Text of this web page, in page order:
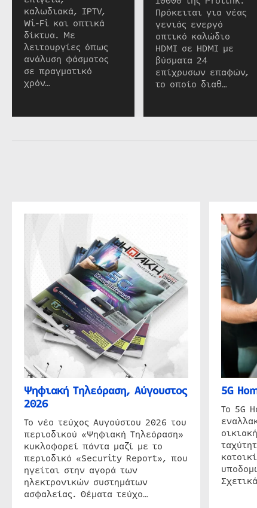
καλωδιακά, IPTV,
Wi-Fi και οπτικά
δίκτυα. Με
λειτουργίες όπως
ανάλυση φάσματος
σε πραγματικό
χρόν…
Πρόκειται για νέας
γενιάς ενεργό
οπτικό καλώδιο
HDMI σε HDMI με
βύσματα 24
επίχρυσων επαφών,
το οποίο διαθ…
Ψηφιακή Τηλεόραση, Αύγουστος
2026
Το νέο τεύχος Αυγούστου 2026 του
περιοδικού «Ψηφιακή Τηλεόραση»
κυκλοφορεί πάντα μαζί με το
περιοδικό «Security Report», που
ηγείται στην αγορά των
ηλεκτρονικών συστημάτων
ασφαλείας. Θέματα τεύχο…
5G
Το 5G